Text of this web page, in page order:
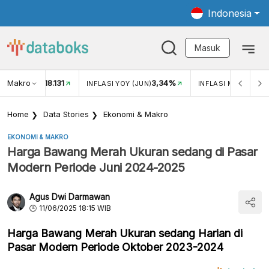
Indonesia
Masuk
Makro
USD/IDR 18.131 INFLASI YOY (JUN)3,34% INFLASI MOM (JUN)
Home Data Stories Ekonomi & Makro
EKONOMI & MAKRO
Harga Bawang Merah Ukuran sedang di Pasar
Modern Periode Juni 2024-2025
Agus Dwi Darmawan
11/06/2025 18:15 WIB
Harga Bawang Merah Ukuran sedang Harian di
Pasar Modern Periode Oktober 2023-2024